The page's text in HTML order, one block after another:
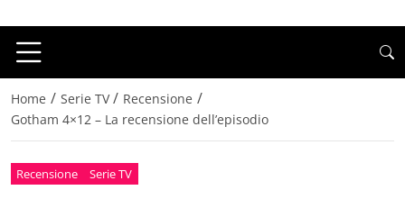
Home / Serie TV / Recensione /
Gotham 4×12 – La recensione dell’episodio
Recensione Serie TV